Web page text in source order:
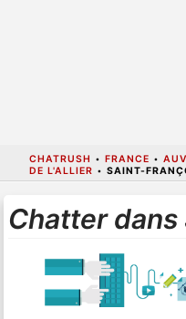
CHATRUSH • FRANCE •
DE L'ALLIER • SAINT-
Chatter